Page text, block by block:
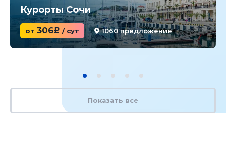
Курорты Сочи
от 306c / сут 1060 предложение
Показать все